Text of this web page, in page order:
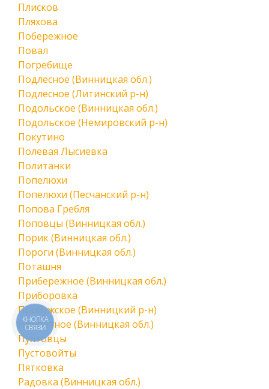
Плисков
Пляхова
Побережное
Повал
Погребище
Подлесное (Винницкая обл.)
Подлесное (Литинский р-н)
Подольское (Винницкая обл.)
Подольское (Немировский р-н)
Покутино
Полевая Лысиевка
Политанки
Попелюхи
Попелюхи (Песчанский р-н)
Попова Гребля
Поповцы (Винницкая обл.)
Порик (Винницкая обл.)
Пороги (Винницкая обл.)
Поташня
Прибережное (Винницкая обл.)
Приборовка
Прибужское (Винницкий р-н)
Приветное (Винницкая обл.)
Пултовцы
Пустовойты
Пятковка
Радовка (Винницкая обл.)
КНОПКА
СВЯЗИ